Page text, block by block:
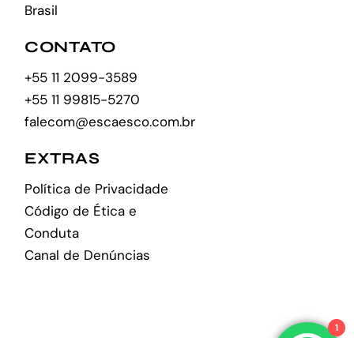
Brasil
CONTATO
+55 11 2099-3589
+55 11 99815-5270
falecom@escaesco.com.br
EXTRAS
Política de Privacidade
Código de Ética e
Conduta
Canal de Denúncias
1